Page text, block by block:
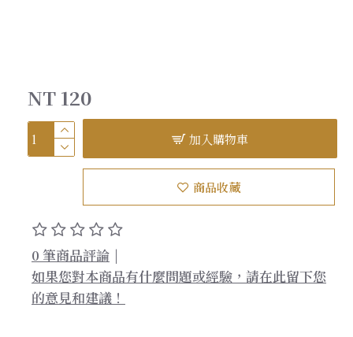
0 筆商品評論 |
如果您對本商品有什麼問題或經驗，請在此留下您
的意見和建議！
NT 120
加入購物車
商品收藏